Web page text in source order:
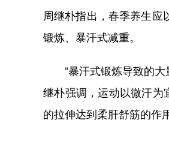
周继朴指出，春季养生应
锻炼、暴汗式减重。
“暴汗式锻炼导致的大
继朴强调，运动以微汗为
的拉伸达到柔肝舒筋的作